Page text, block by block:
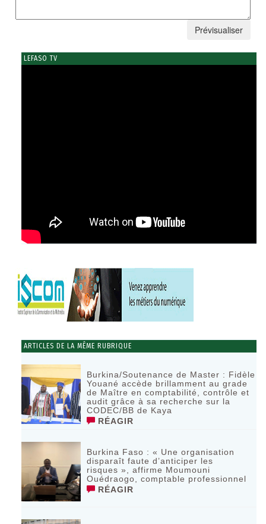
LEFASO TV
ARTICLES DE LA MÊME RUBRIQUE
Burkina/Soutenance de Master : Fidèle
Youané accède brillamment au grade
de Maître en comptabilité, contrôle et
audit grâce à sa recherche sur la
CODEC/BB de Kaya
RÉAGIR
Burkina Faso : « Une organisation
disparaît faute d’anticiper les
risques », affirme Moumouni
Ouédraogo, comptable professionnel
RÉAGIR